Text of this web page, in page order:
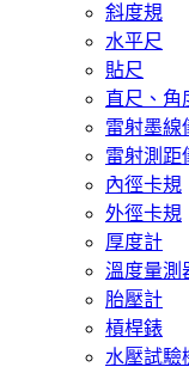
斜度規
水平尺
貼尺
直尺、角
雷射墨線
雷射測距
內徑卡規
外徑卡規
厚度計
溫度量測
胎壓計
槓桿錶
水壓試驗